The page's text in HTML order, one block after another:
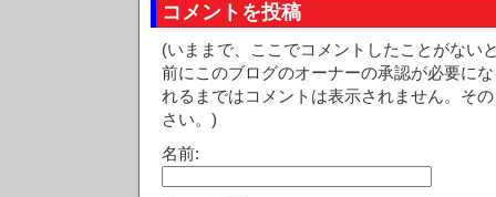
コメントを投稿
(いままで、ここでコメントしたことがない
前にこのブログのオーナーの承認が必要に
れるまではコメントは表示されません。そ
さい。)
名前: